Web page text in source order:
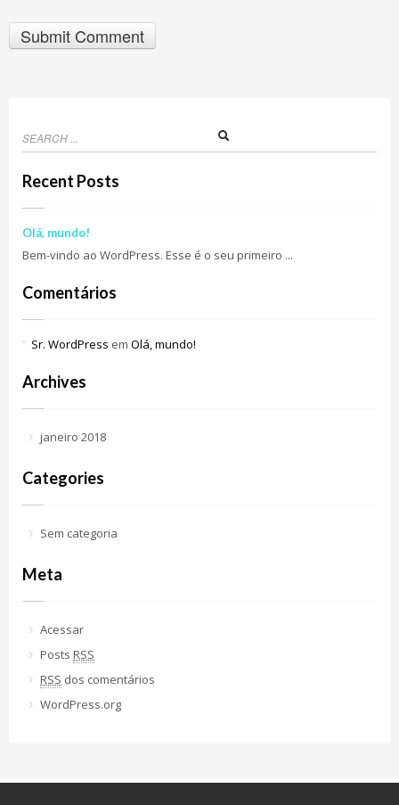
Recent Posts
Olá, mundo!
Bem-vindo ao WordPress. Esse é o seu primeiro ...
Comentários
Sr. WordPress em Olá, mundo!
Archives
janeiro 2018
Categories
Sem categoria
Meta
Acessar
Posts RSS
RSS dos comentários
WordPress.org